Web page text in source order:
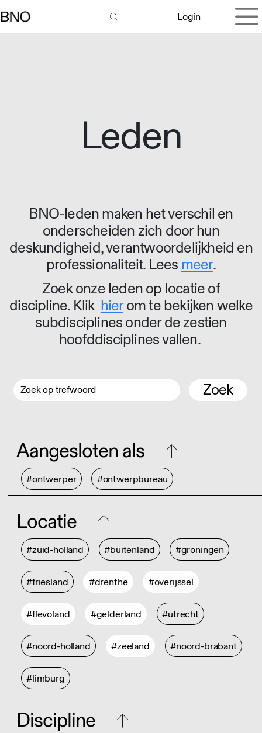
Login
Leden
BNO-leden maken het verschil en
onderscheiden zich door hun
deskundigheid, verantwoordelijkheid en
professionaliteit. Lees meer.
Zoek onze leden op locatie of
discipline. Klik hierom te bekijken welke
subdisciplines onder de zestien
hoofddisciplines vallen.
Zoek
Aangesloten als
#ontwerper #ontwerpbureau
Locatie
#zuid-holland #buitenland #groningen
#friesland #drenthe #overijssel
#flevoland #gelderland #utrecht
#noord-holland #zeeland #noord-brabant
#limburg
Discipline